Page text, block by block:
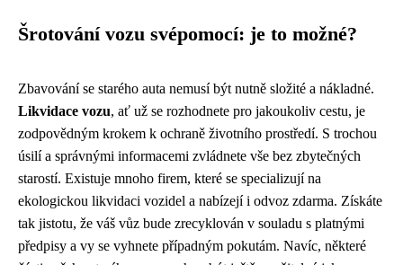
Šrotování vozu svépomocí: je to možné?
Zbavování se starého auta nemusí být nutně složité a nákladné.
Likvidace vozu, ať už se rozhodnete pro jakoukoliv cestu, je
zodpovědným krokem k ochraně životního prostředí. S trochou
úsilí a správnými informacemi zvládnete vše bez zbytečných
starostí. Existuje mnoho firem, které se specializují na
ekologickou likvidaci vozidel a nabízejí i odvoz zdarma. Získáte
tak jistotu, že váš vůz bude zrecyklován v souladu s platnými
předpisy a vy se vyhnete případným pokutám. Navíc, některé